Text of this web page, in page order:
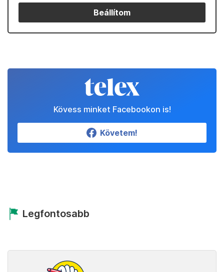
Beállítom
Kövess minket Facebookon is!
Követem!
Legfontosabb